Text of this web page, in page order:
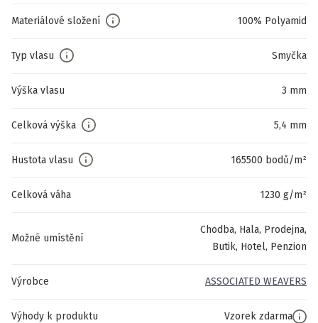
Materiálové složení 100% Polyamid
Typ vlasu Smyčka
Výška vlasu 3 mm
Celková výška 5,4 mm
Hustota vlasu 165500 bodů/m²
Celková váha 1230 g/m²
Možné umístění
Chodba, Hala, Prodejna,
Butik, Hotel, Penzion
Výrobce ASSOCIATED WEAVERS
Výhody k produktu
Vzorek zdarma